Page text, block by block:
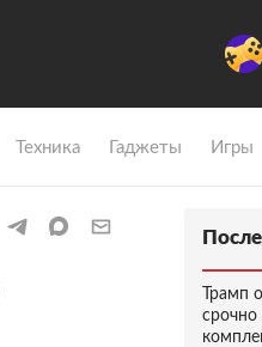
Техника Гаджеты Игры
Трамп
срочно